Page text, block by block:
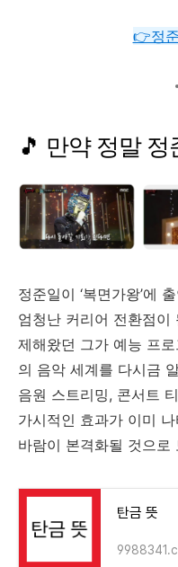
👉정
🎵 만약 정말 정
정준일이 ‘복면가왕’에
엄청난 커리어 전환점이
제해왔던 그가 예능 프
의 음악 세계를 다시금
음원 스트리밍, 콘서트
가시적인 효과가 이미
바람이 본격화될 것으로
탄금 뜻